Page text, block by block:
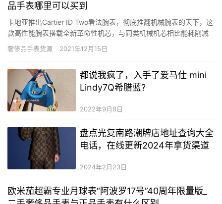
品手表哪里可以买到
卡地亚推出Cartier ID Two看法腕表，彻底推翻机械腕表的天下，这
款高性能腕表搭载全新革命性机芯，与同类机械机芯相比能耗削减
50%，并可多储能30%。这款腕表堪称制表奇葩，具备下列三个特
征： 1、两个双层发条盒各配备2个玻璃纤维发条，与传统机芯相
奢侈品手表货源 2021年12月15日
都说我疯了，入手了爱马仕 mini
Lindy7Q希腊蓝?
2022年9月8日
盘点光复南路潮牌店地址查询大全
电话，在线更新2024年拿货渠道
2024年2月23日
欧米茄超霸专业月球表“阿波罗17号”40周年限量版_